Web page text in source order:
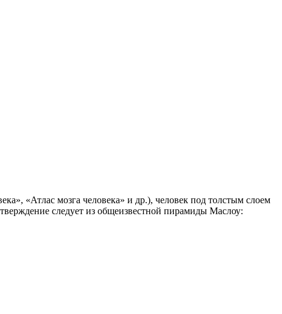
«Атлас мозга человека» и др.), человек под толстым слоем
следует из общеизвестной пирамиды Маслоу: